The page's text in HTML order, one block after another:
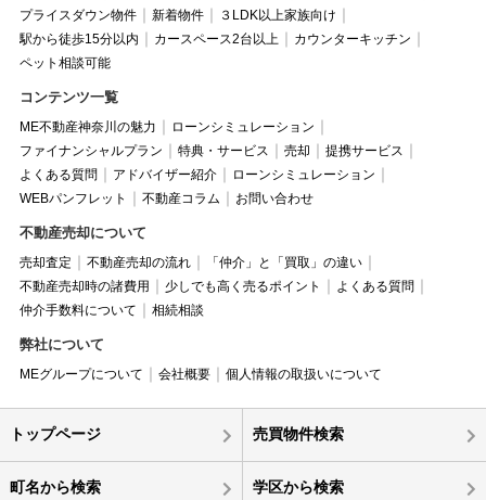
プライスダウン物件
新着物件
３LDK以上家族向け
駅から徒歩15分以内
カースペース2台以上
カウンターキッチン
ペット相談可能
コンテンツ一覧
ME不動産神奈川の魅力
ローンシミュレーション
ファイナンシャルプラン
特典・サービス 売却
提携サービス
よくある質問
アドバイザー紹介
ローンシミュレーション
WEBパンフレット
不動産コラム お問い合わせ
不動産売却について
売却査定 不動産売却の流れ
「仲介」と「買取」の違い
不動産売却時の諸費用
少しでも高く売るポイント
よくある質問
仲介手数料について
相続相談
弊社について
MEグループについて 会社概要 個人情報の取扱いについて
トップページ 売買物件検索
町名から検索 学区から検索